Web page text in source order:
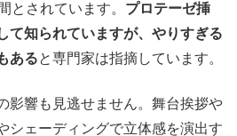
とされています。 プロテーゼ挿
て知られていますが、やりすぎる
あると専門家は指摘しています。
影響も見逃せません。舞台挨拶や
シェーディングで立体感を演出す